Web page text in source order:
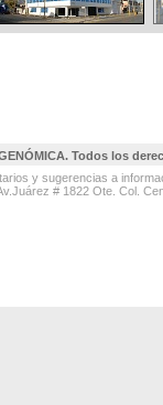
Todos los
y sugerencias a
# 1822 Ote. Col.